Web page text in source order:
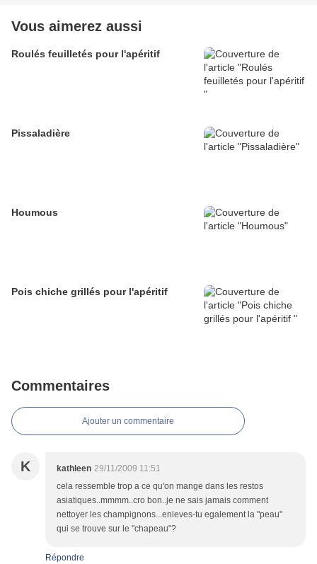
Vous aimerez aussi
Roulés feuilletés pour l'apéritif
Pissaladière
Houmous
Pois chiche grillés pour l'apéritif
Commentaires
Ajouter un commentaire
K kathleen 29/11/2009 11:51
cela ressemble trop a ce qu'on mange dans les restos
asiatiques..mmmm..cro bon..je ne sais jamais comment
nettoyer les champignons...enleves-tu egalement la "peau"
qui se trouve sur le "chapeau"?
Répondre